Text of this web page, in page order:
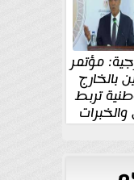
مؤتمر
بالخارج
تربط
بالدولة